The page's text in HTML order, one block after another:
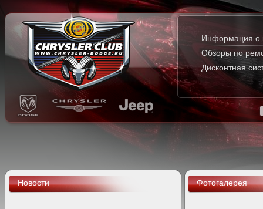
Информация о
Обзоры по
Дисконтная
Новости Фотогалерея